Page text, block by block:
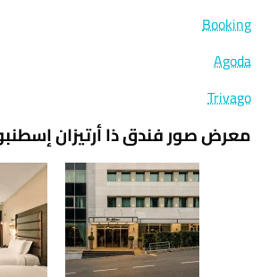
Booking
Agoda
Trivago
معرض صور فندق ذا أرتيزان